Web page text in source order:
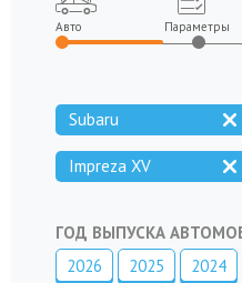
Авто Параметры
Subaru
Impreza XV
ГОД ВЫПУСКА
2026
2025 2024